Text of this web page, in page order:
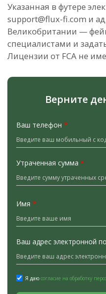
Указанная в футере
support@flux-fi.com и
Великобритании —
специалистами и
Лицензии от FCA не
Верните
Ваш телефон *
Утраченная сумма *
Имя *
Ваш адрес электронной
Я даю согласие на обработку